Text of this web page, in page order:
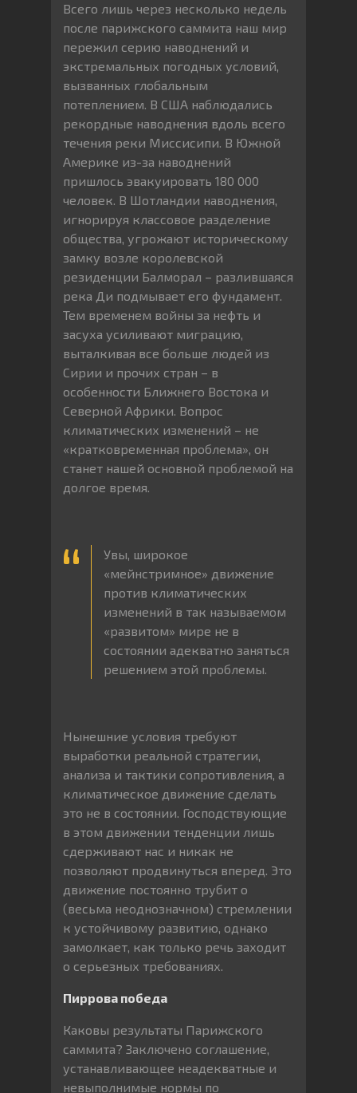
Всего лишь через несколько недель
после парижского саммита наш мир
пережил серию наводнений и
экстремальных погодных условий,
вызванных глобальным
потеплением. В США наблюдались
рекордные наводнения вдоль всего
течения реки Миссисипи. В Южной
Америке из-за наводнений
пришлось эвакуировать 180 000
человек. В Шотландии наводнения,
игнорируя классовое разделение
общества, угрожают историческому
замку возле королевской
резиденции Балморал – разлившаяся
река Ди подмывает его фундамент.
Тем временем войны за нефть и
засуха усиливают миграцию,
выталкивая все больше людей из
Сирии и прочих стран – в
особенности Ближнего Востока и
Северной Африки. Вопрос
климатических изменений – не
«кратковременная проблема», он
станет нашей основной проблемой на
долгое время.
Увы, широкое
«мейнстримное» движение
против климатических
изменений в так называемом
«развитом» мире не в
состоянии адекватно заняться
решением этой проблемы.
Нынешние условия требуют
выработки реальной стратегии,
анализа и тактики сопротивления, а
климатическое движение сделать
это не в состоянии. Господствующие
в этом движении тенденции лишь
сдерживают нас и никак не
позволяют продвинуться вперед. Это
движение постоянно трубит о
(весьма неоднозначном) стремлении
к устойчивому развитию, однако
замолкает, как только речь заходит
о серьезных требованиях.
Пиррова победа
Каковы результаты Парижского
саммита? Заключено соглашение,
устанавливающее неадекватные и
невыполнимые нормы по